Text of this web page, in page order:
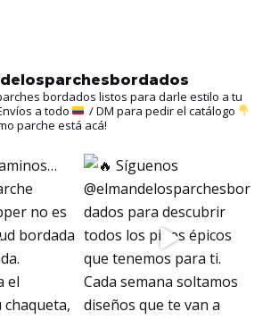
bordados listos para darle estilo a tu
a todo
/ DM para pedir el catálogo
parche está acá!